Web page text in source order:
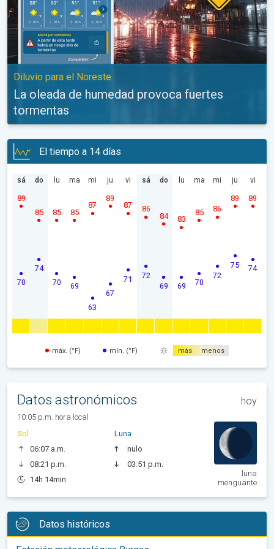
Diluvio para el Noreste
La oleada de humedad provoca fuertes
tormentas
El tiempo a 14 días
sá
70
89
do
74
85
lu
70
85
ma
69
85
mi
63
87
ju
67
89
vi
71
87
sá
72
86
do
69
84
lu
69
83
ma
70
85
mi
72
86
ju
75
89
vi
74
89
máx. (°F) mín. (°F) más menos
Datos astronómicos hoy
10:05 p.m. hora local
Sol
06:07 a.m.
08:21 p.m.
14h 14min
Luna
nulo
03:51 p.m.
luna
menguante
Datos históricos